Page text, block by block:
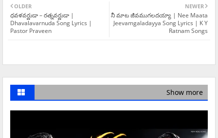
NEWER
నీ మాట జీవముగలదయ్యా | Nee Maata
Jeevamgaladayya Song Lyrics | K Y
Ratnam Songs
OLDER
ధవళవర్ణుడా – రత్నవర్ణుడా |
Dhavalavarnuda Song Lyrics |
Pastor Praveen
Show more